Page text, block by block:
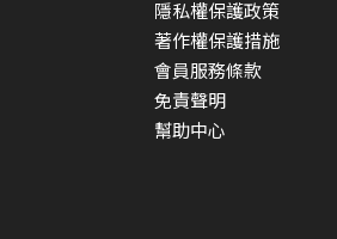
隱私權保護政策
著作權保護措施
會員服務條款
免責聲明
幫助中心